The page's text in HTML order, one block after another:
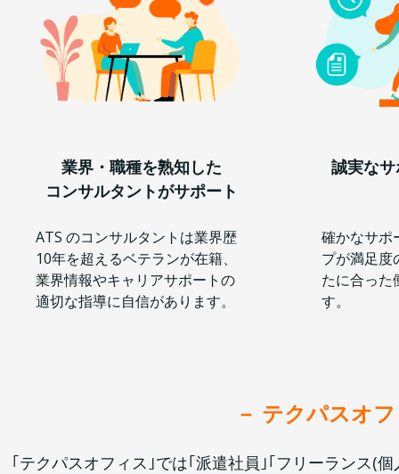
業界・職種を熟知した
コンサルタントがサポート
ATS のコンサルタントは業界歴
10年を超えるベテランが在籍、
業界情報やキャリアサポートの
適切な指導に自信があります。
誠実な
確かなサポ
プが満足度
たに合った
す。
－ テクパスオ
｢テクパスオフィス ｣では｢派遣社員｣｢フリーランス(